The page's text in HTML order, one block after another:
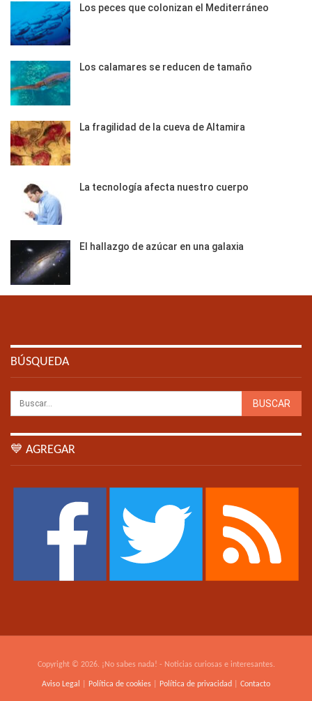
Los peces que colonizan el Mediterráneo
Los calamares se reducen de tamaño
La fragilidad de la cueva de Altamira
La tecnología afecta nuestro cuerpo
El hallazgo de azúcar en una galaxia
BÚSQUEDA
💙 AGREGAR
Copyright © 2026. ¡No sabes nada! - Noticias curiosas e interesantes.
Aviso Legal Política de cookies Política de privacidad Contacto